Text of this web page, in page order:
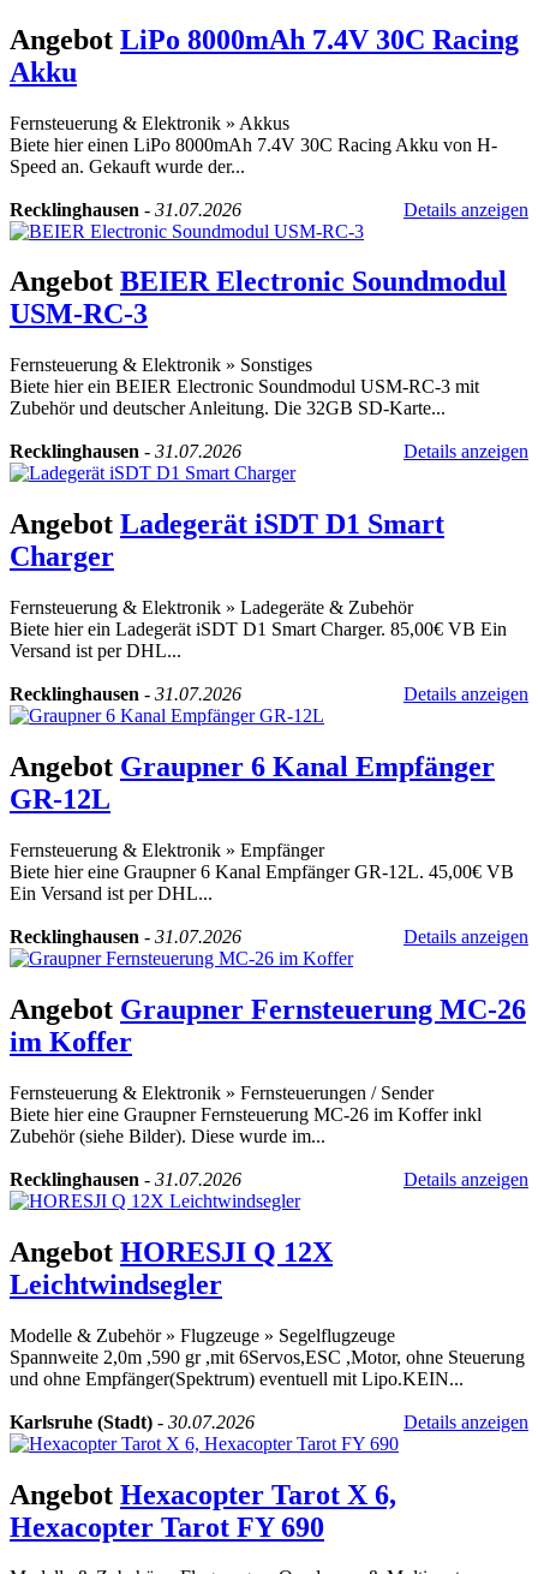
Angebot LiPo 8000mAh 7.4V 30C Racing
Akku
Fernsteuerung & Elektronik » Akkus
Biete hier einen LiPo 8000mAh 7.4V 30C Racing Akku von H-
Speed an. Gekauft wurde der...
Recklinghausen - 31.07.2026 Details anzeigen
Angebot BEIER Electronic Soundmodul
USM-RC-3
Fernsteuerung & Elektronik » Sonstiges
Biete hier ein BEIER Electronic Soundmodul USM-RC-3 mit
Zubehör und deutscher Anleitung. Die 32GB SD-Karte...
Recklinghausen - 31.07.2026 Details anzeigen
Angebot Ladegerät iSDT D1 Smart
Charger
Fernsteuerung & Elektronik » Ladegeräte & Zubehör
Biete hier ein Ladegerät iSDT D1 Smart Charger. 85,00€ VB Ein
Versand ist per DHL...
Recklinghausen - 31.07.2026 Details anzeigen
Angebot Graupner 6 Kanal Empfänger
GR-12L
Fernsteuerung & Elektronik » Empfänger
Biete hier eine Graupner 6 Kanal Empfänger GR-12L. 45,00€ VB
Ein Versand ist per DHL...
Recklinghausen - 31.07.2026 Details anzeigen
Angebot Graupner Fernsteuerung MC-26
im Koffer
Fernsteuerung & Elektronik » Fernsteuerungen / Sender
Biete hier eine Graupner Fernsteuerung MC-26 im Koffer inkl
Zubehör (siehe Bilder). Diese wurde im...
Recklinghausen - 31.07.2026 Details anzeigen
Angebot HORESJI Q 12X
Leichtwindsegler
Modelle & Zubehör » Flugzeuge » Segelflugzeuge
Spannweite 2,0m ,590 gr ,mit 6Servos,ESC ,Motor, ohne Steuerung
und ohne Empfänger(Spektrum) eventuell mit Lipo.KEIN...
Karlsruhe (Stadt) - 30.07.2026 Details anzeigen
Angebot Hexacopter Tarot X 6,
Hexacopter Tarot FY 690